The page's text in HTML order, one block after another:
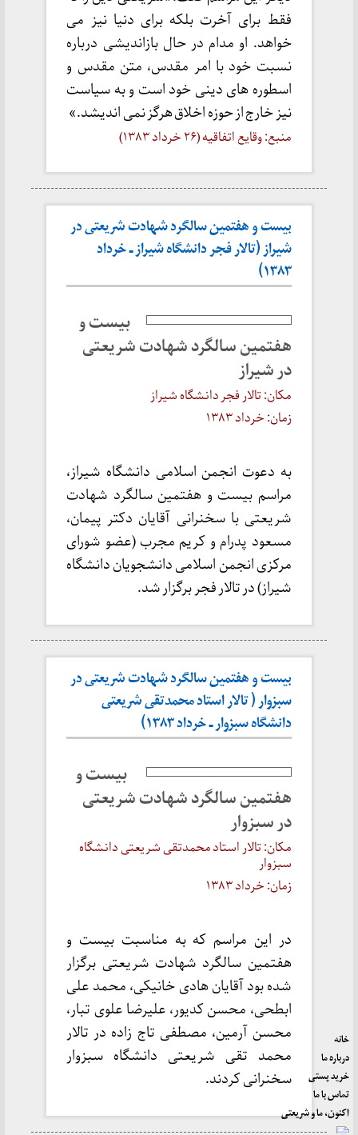
فقط برای آخرت بلکه برای دنیا نیز می
خواهد. او مدام در حال بازاندیشی درباره
نسبت خود با امر مقدس، متن مقدس و
اسطوره های دینی خود است و به سیاست
نیز خارج از حوزه اخلاق هرگز نمی اندیشد.»
منبع: وقایع اتفاقیه (۲۶ خرداد ۱۳۸۳)
بیست و هفتمین سالگرد شهادت شریعتی در
شیراز (تالار فجر دانشگاه شیراز ـ خرداد
۱۳۸۳)
بیست و
هفتمین سالگرد شهادت شریعتی
در شیراز
مکان: تالار فجر دانشگاه شیراز
زمان: خرداد ۱۳۸۳
به دعوت انجمن اسلامی دانشگاه شیراز،
مراسم بیست و هفتمین سالگرد شهادت
شریعتی با سخنرانی آقایان دکتر پیمان،
مسعود پدرام و کریم مجرب (عضو شورای
مرکزی انجمن اسلامی دانشجویان دانشگاه
شیراز) در تالار فجر برگزار شد.
بیست و هفتمین سالگرد شهادت شریعتی در
سبزوار ( تالار استاد محمدتقی شریعتی
دانشگاه سبزوار ـ خرداد ۱۳۸۳)
بیست و
هفتمین سالگرد شهادت شریعتی
در سبزوار
مکان: تالار استاد محمدتقی شریعتی دانشگاه
سبزوار
زمان: خرداد ۱۳۸۳
در این مراسم که به مناسبت بیست و
هفتمین سالگرد شهادت شریعتی برگزار
شده بود آقایان هادی خانیکی، محمد علی
ابطحی، محسن کدیور، علیرضا علوی تبار،
محسن آرمین، مصطفی تاج زاده در تالار
محمد تقی شریعتی دانشگاه سبزوار
سخنرانی کردند.
خانه
درباره ما
خرید پستی
تماس با ما
اکنون، ما و شریعتی